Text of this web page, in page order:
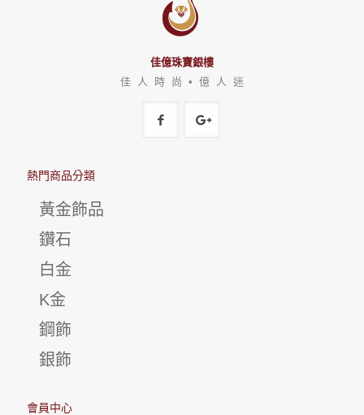
佳億珠寶銀樓
佳 人 時 尚 • 億 人 迷
熱門商品分類
黃金飾品
鑽石
白金
K金
鋼飾
銀飾
會員中心